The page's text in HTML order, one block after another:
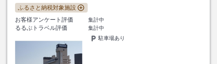
ふるさと納税対象施設
お客様アンケート評価
集計中
るるぶトラベル評価
集計中
駐車場あり